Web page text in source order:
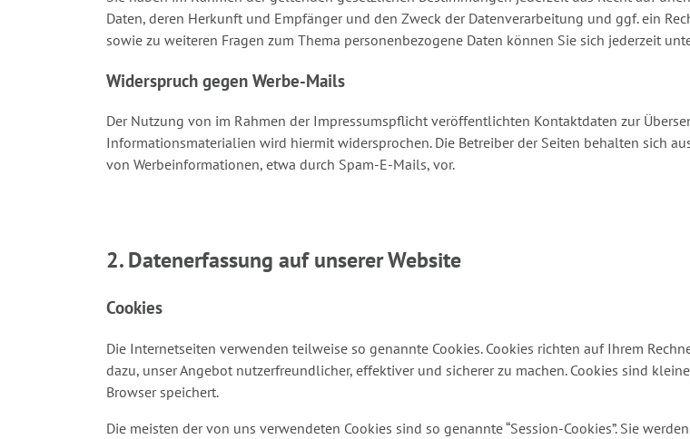
Daten, deren Herkunft und Empfänger und den Zweck der Datenverarbeitung und ggf. ein
sowie zu weiteren Fragen zum Thema personenbezogene Daten können Sie sich jederzeit
Widerspruch gegen Werbe-Mails
Der Nutzung von im Rahmen der Impressumspflicht veröffentlichten Kontaktdaten zur
Informationsmaterialien wird hiermit widersprochen. Die Betreiber der Seiten behalten sich
von Werbeinformationen, etwa durch Spam-E-Mails, vor.
2. Datenerfassung auf unserer Website
Cookies
Die Internetseiten verwenden teilweise so genannte Cookies. Cookies richten auf Ihrem
dazu, unser Angebot nutzerfreundlicher, effektiver und sicherer zu machen. Cookies sind
Browser speichert.
Die meisten der von uns verwendeten Cookies sind so genannte “Session-Cookies”. Sie